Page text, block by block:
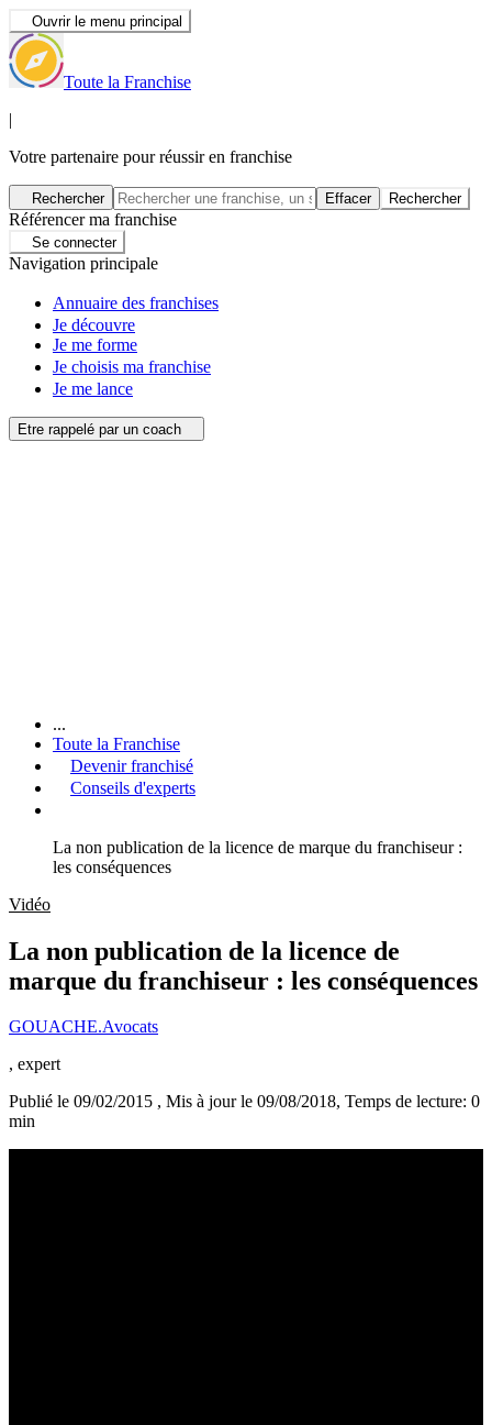
Ouvrir le menu principal
Toute la Franchise
|
Votre partenaire pour réussir en franchise
Rechercher Effacer Rechercher
Référencer ma franchise
Se connecter
Navigation principale
Annuaire des franchises
Je découvre
Je me forme
Je choisis ma franchise
Je me lance
Etre rappelé par un coach
...
Toute la Franchise
Devenir franchisé
Conseils d'experts
La non publication de la licence de marque du franchiseur :
les conséquences
Vidéo
La non publication de la licence de
marque du franchiseur : les conséquences
GOUACHE.Avocats
, expert
Publié le 09/02/2015 , Mis à jour le 09/08/2018, Temps de lecture: 0
min